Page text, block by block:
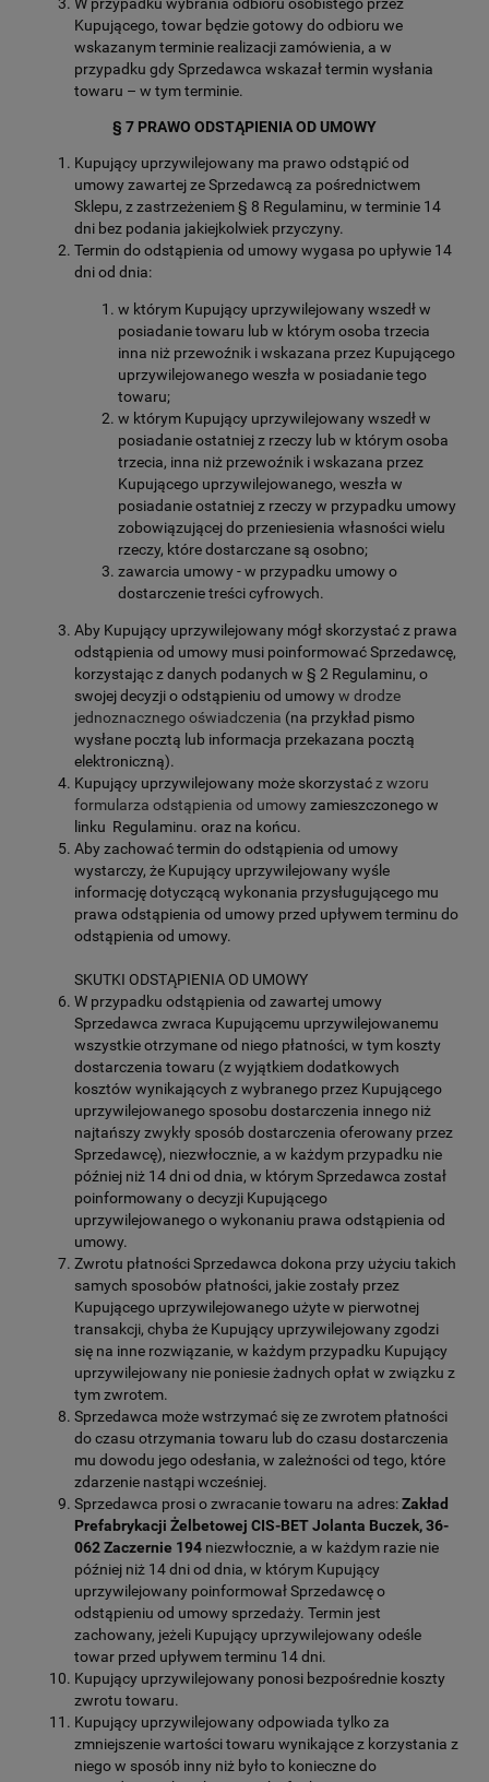
W przypadku wybrania odbioru osobistego przez
Kupującego, towar będzie gotowy do odbioru we
wskazanym terminie realizacji zamówienia, a w
przypadku gdy Sprzedawca wskazał termin wysłania
towaru – w tym terminie.
§ 7 PRAWO ODSTĄPIENIA OD UMOWY
Kupujący uprzywilejowany ma prawo odstąpić od
umowy zawartej ze Sprzedawcą za pośrednictwem
Sklepu, z zastrzeżeniem § 8 Regulaminu, w terminie 14
dni bez podania jakiejkolwiek przyczyny.
Termin do odstąpienia od umowy wygasa po upływie 14
dni od dnia:
w którym Kupujący uprzywilejowany wszedł w
posiadanie towaru lub w którym osoba trzecia
inna niż przewoźnik i wskazana przez Kupującego
uprzywilejowanego weszła w posiadanie tego
towaru;
w którym Kupujący uprzywilejowany wszedł w
posiadanie ostatniej z rzeczy lub w którym osoba
trzecia, inna niż przewoźnik i wskazana przez
Kupującego uprzywilejowanego, weszła w
posiadanie ostatniej z rzeczy w przypadku umowy
zobowiązującej do przeniesienia własności wielu
rzeczy, które dostarczane są osobno;
zawarcia umowy - w przypadku umowy o
dostarczenie treści cyfrowych.
Aby Kupujący uprzywilejowany mógł skorzystać z prawa
odstąpienia od umowy musi poinformować Sprzedawcę,
korzystając z danych podanych w § 2 Regulaminu, o
swojej decyzji o odstąpieniu od umowyw drodze
jednoznacznego oświadczenia (na przykład pismo
wysłane pocztą lub informacja przekazana pocztą
elektroniczną).
Kupujący uprzywilejowany może skorzystaćz wzoru
formularza odstąpienia od umowyzamieszczonego w
linku Regulaminu. oraz na końcu.
Aby zachować termin do odstąpienia od umowy
wystarczy, że Kupujący uprzywilejowany wyśle
informację dotyczącą wykonania przysługującego mu
prawa odstąpienia od umowy przed upływem terminu do
odstąpienia od umowy.
SKUTKI ODSTĄPIENIA OD UMOWY
W przypadku odstąpienia od zawartej umowy
Sprzedawca zwraca Kupującemu uprzywilejowanemu
wszystkie otrzymane od niego płatności, w tym koszty
dostarczenia towaru (z wyjątkiem dodatkowych
kosztów wynikających z wybranego przez Kupującego
uprzywilejowanego sposobu dostarczenia innego niż
najtańszy zwykły sposób dostarczenia oferowany przez
Sprzedawcę), niezwłocznie, a w każdym przypadku nie
później niż 14 dni od dnia, w którym Sprzedawca został
poinformowany o decyzji Kupującego
uprzywilejowanego o wykonaniu prawa odstąpienia od
umowy.
Zwrotu płatności Sprzedawca dokona przy użyciu takich
samych sposobów płatności, jakie zostały przez
Kupującego uprzywilejowanego użyte w pierwotnej
transakcji, chyba że Kupujący uprzywilejowany zgodzi
się na inne rozwiązanie, w każdym przypadku Kupujący
uprzywilejowany nie poniesie żadnych opłat w związku z
tym zwrotem.
Sprzedawca może wstrzymać się ze zwrotem płatności
do czasu otrzymania towaru lub do czasu dostarczenia
mu dowodu jego odesłania, w zależności od tego, które
zdarzenie nastąpi wcześniej.
Sprzedawca prosi o zwracanie towaru na adres:Zakład
Prefabrykacji Żelbetowej CIS-BET Jolanta Buczek,36-
062 Zaczernie 194 niezwłocznie, a w każdym razie nie
później niż 14 dni od dnia, w którym Kupujący
uprzywilejowany poinformował Sprzedawcę o
odstąpieniu od umowy sprzedaży. Termin jest
zachowany, jeżeli Kupujący uprzywilejowany odeśle
towar przed upływem terminu 14 dni.
Kupujący uprzywilejowany ponosi bezpośrednie koszty
zwrotu towaru.
Kupujący uprzywilejowany odpowiada tylko za
zmniejszenie wartości towaru wynikające z korzystania z
niego w sposób inny niż było to konieczne do